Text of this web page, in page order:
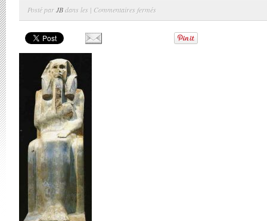
Posté parJBdans les | Commentaires fermés
djoser